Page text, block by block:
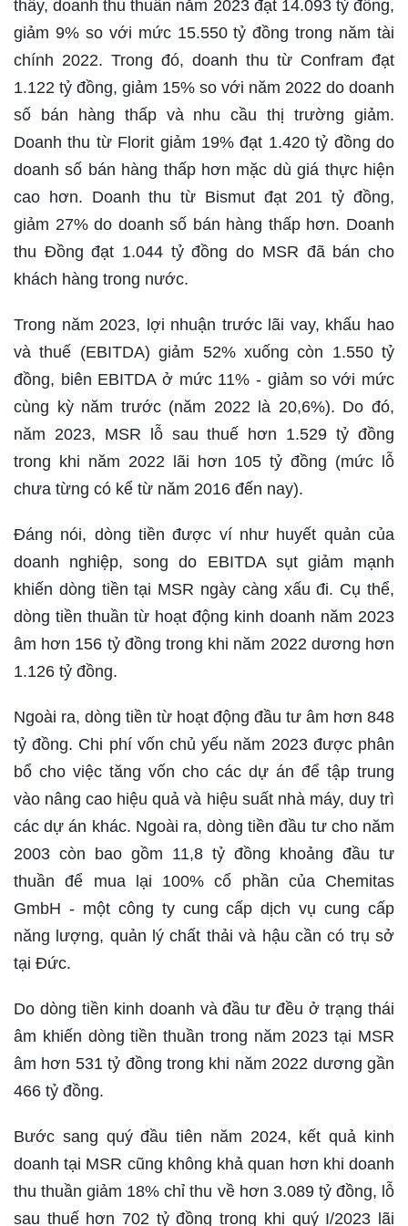
thấy, doanh thu thuần năm 2023 đạt 14.093 tỷ đồng,
giảm 9% so với mức 15.550 tỷ đồng trong năm tài
chính 2022. Trong đó, doanh thu từ Confram đạt
1.122 tỷ đồng, giảm 15% so với năm 2022 do doanh
số bán hàng thấp và nhu cầu thị trường giảm.
Doanh thu từ Florit giảm 19% đạt 1.420 tỷ đồng do
doanh số bán hàng thấp hơn mặc dù giá thực hiện
cao hơn. Doanh thu từ Bismut đạt 201 tỷ đồng,
giảm 27% do doanh số bán hàng thấp hơn. Doanh
thu Đồng đạt 1.044 tỷ đồng do MSR đã bán cho
khách hàng trong nước.
Trong năm 2023, lợi nhuận trước lãi vay, khấu hao
và thuế (EBITDA) giảm 52% xuống còn 1.550 tỷ
đồng, biên EBITDA ở mức 11% - giảm so với mức
cùng kỳ năm trước (năm 2022 là 20,6%). Do đó,
năm 2023, MSR lỗ sau thuế hơn 1.529 tỷ đồng
trong khi năm 2022 lãi hơn 105 tỷ đồng (mức lỗ
chưa từng có kể từ năm 2016 đến nay).
Đáng nói, dòng tiền được ví như huyết quản của
doanh nghiệp, song do EBITDA sụt giảm mạnh
khiến dòng tiền tại MSR ngày càng xấu đi. Cụ thể,
dòng tiền thuần từ hoạt động kinh doanh năm 2023
âm hơn 156 tỷ đồng trong khi năm 2022 dương hơn
1.126 tỷ đồng.
Ngoài ra, dòng tiền từ hoạt động đầu tư âm hơn 848
tỷ đồng. Chi phí vốn chủ yếu năm 2023 được phân
bổ cho việc tăng vốn cho các dự án để tập trung
vào nâng cao hiệu quả và hiệu suất nhà máy, duy trì
các dự án khác. Ngoài ra, dòng tiền đầu tư cho năm
2003 còn bao gồm 11,8 tỷ đồng khoảng đầu tư
thuần để mua lại 100% cổ phần của Chemitas
GmbH - một công ty cung cấp dịch vụ cung cấp
năng lượng, quản lý chất thải và hậu cần có trụ sở
tại Đức.
Do dòng tiền kinh doanh và đầu tư đều ở trạng thái
âm khiến dòng tiền thuần trong năm 2023 tại MSR
âm hơn 531 tỷ đồng trong khi năm 2022 dương gần
466 tỷ đồng.
Bước sang quý đầu tiên năm 2024, kết quả kinh
doanh tại MSR cũng không khả quan hơn khi doanh
thu thuần giảm 18% chỉ thu về hơn 3.089 tỷ đồng, lỗ
sau thuế hơn 702 tỷ đồng trong khi quý I/2023 lãi